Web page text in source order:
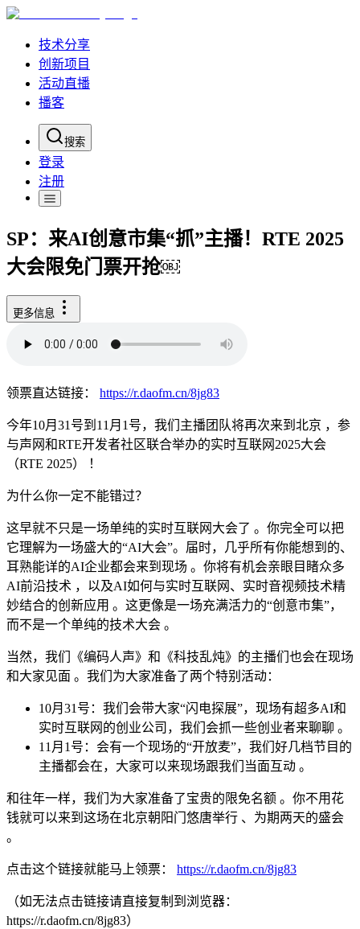
技术分享
创新项目
活动直播
播客
搜索
登录
注册
SP：来AI创意市集“抓”主播！RTE 2025
大会限免门票开抢￼
更多信息
领票直达链接： https://r.daofm.cn/8jg83
今年10月31号到11月1号，我们主播团队将再次来到北京 ，参
与声网和RTE开发者社区联合举办的实时互联网2025大会
（RTE 2025） ！
为什么你一定不能错过？
这早就不只是一场单纯的实时互联网大会了 。你完全可以把
它理解为一场盛大的“AI大会”。届时，几乎所有你能想到的、
耳熟能详的AI企业都会来到现场 。你将有机会亲眼目睹众多
AI前沿技术 ，以及AI如何与实时互联网、实时音视频技术精
妙结合的创新应用 。这更像是一场充满活力的“创意市集”，
而不是一个单纯的技术大会 。
当然，我们《编码人声》和《科技乱炖》的主播们也会在现场
和大家见面 。我们为大家准备了两个特别活动：
10月31号：我们会带大家“闪电探展”，现场有超多AI和
实时互联网的创业公司，我们会抓一些创业者来聊聊 。
11月1号：会有一个现场的“开放麦”，我们好几档节目的
主播都会在，大家可以来现场跟我们当面互动 。
和往年一样，我们为大家准备了宝贵的限免名额 。你不用花
钱就可以来到这场在北京朝阳门悠唐举行 、为期两天的盛会
。
点击这个链接就能马上领票： https://r.daofm.cn/8jg83
（如无法点击链接请直接复制到浏览器：
https://r.daofm.cn/8jg83）